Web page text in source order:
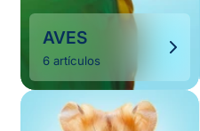
AVES
6 artículos